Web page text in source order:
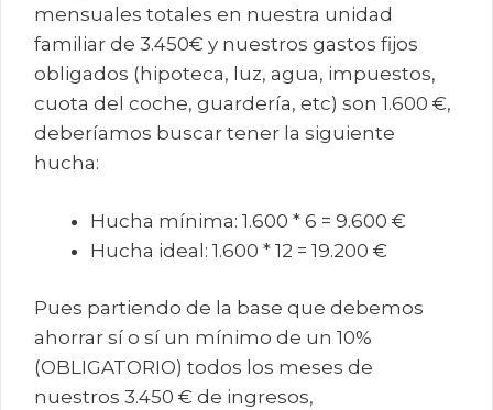
mensuales totales en nuestra unidad
familiar de 3.450€ y nuestros gastos fijos
obligados (hipoteca, luz, agua, impuestos,
cuota del coche, guardería, etc) son 1.600 €,
deberíamos buscar tener la siguiente
hucha:
Hucha mínima: 1.600 * 6 = 9.600 €
Hucha ideal: 1.600 * 12 = 19.200 €
Pues partiendo de la base que debemos
ahorrar sí o sí un mínimo de un 10%
(OBLIGATORIO) todos los meses de
nuestros 3.450 € de ingresos,